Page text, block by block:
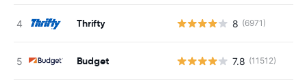
Thrifty 8 (6971)
Budget 7.8 (11512)